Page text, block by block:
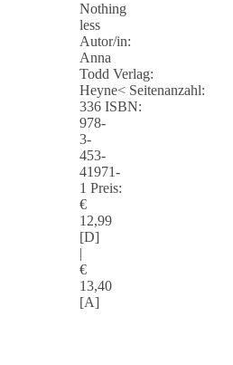
Nothing
less
Autor/in:
Anna
Todd Verlag:
Heyne< Seitenanzahl:
336 ISBN:
978-
3-
453-
41971-
1 Preis:
€
12,99
[D]
|
€
13,40
[A]